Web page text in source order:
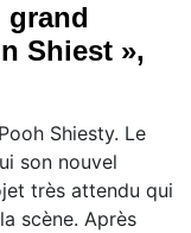
grand
Shiest »,
Shiesty. Le
son nouvel
très attendu qui
scène. Après